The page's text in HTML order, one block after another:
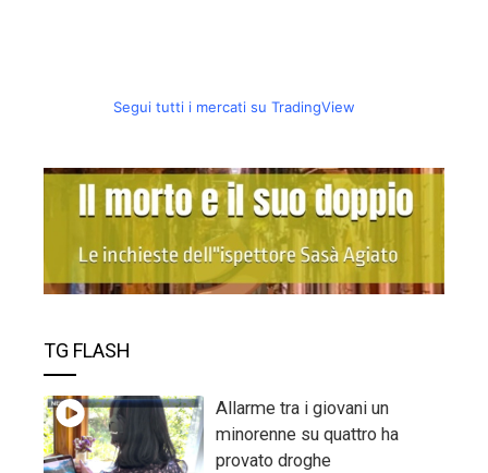
Segui tutti i mercati su TradingView
TG FLASH
Allarme tra i giovani un
minorenne su quattro ha
provato droghe